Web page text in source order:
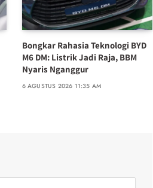
Bongkar Rahasia Teknologi BYD
M6 DM: Listrik Jadi Raja, BBM
Nyaris Nganggur
6 AGUSTUS 2026 11:35 AM